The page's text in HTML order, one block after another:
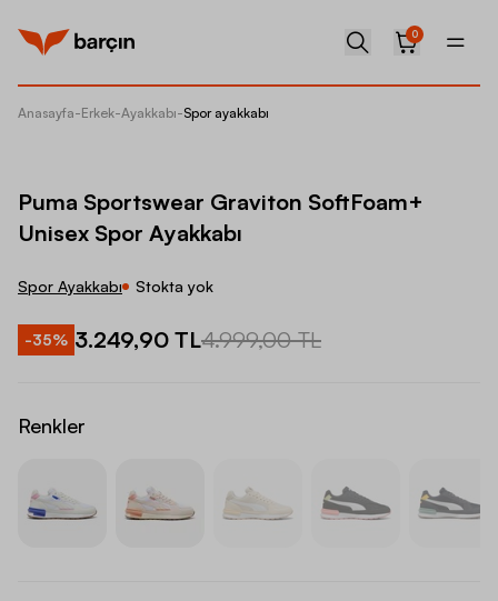
0
Anasayfa-Erkek-Ayakkabı-Spor ayakkabı
Puma Sportswear Graviton SoftFoam+
Unisex Spor Ayakkabı
Spor Ayakkabı Stokta yok
-35% 3.249,90 TL4.999,00 TL
Renkler